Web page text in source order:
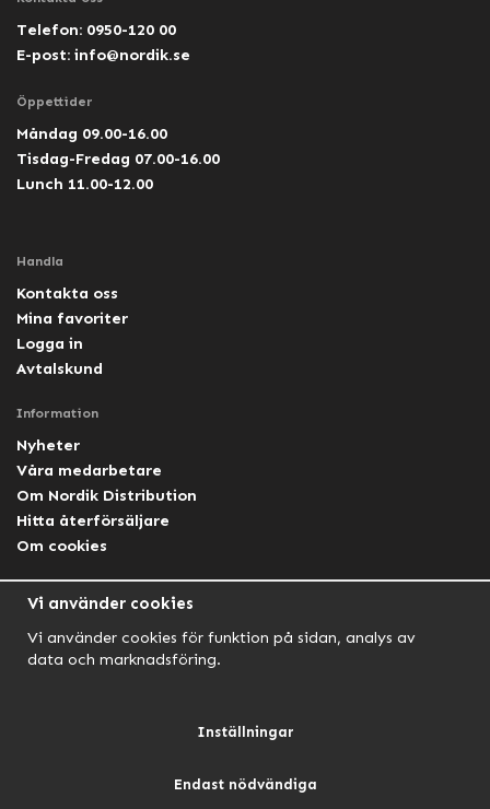
Telefon: 0950-120 00
E-post: info@nordik.se
Öppettider
Måndag 09.00-16.00
Tisdag-Fredag 07.00-16.00
Lunch 11.00-12.00
Handla
Kontakta oss
Mina favoriter
Logga in
Avtalskund
Information
Nyheter
Våra medarbetare
Om Nordik Distribution
Hitta återförsäljare
Om cookies
Facebook Lightforce Sweden
NORDIK AUTOMOTIVENORDIK HUNTNORDIK OUTDOOR
Vi använder cookies
Vi använder cookies för funktion på sidan, analys av
data och marknadsföring.
Inställningar
Endast nödvändiga